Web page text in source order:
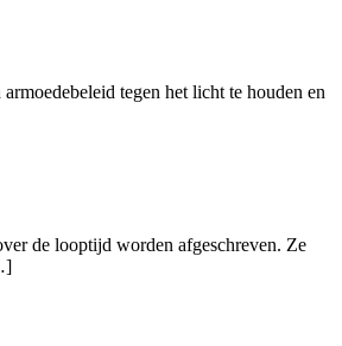
tegen het licht te houden en
de looptijd worden afgeschreven. Ze